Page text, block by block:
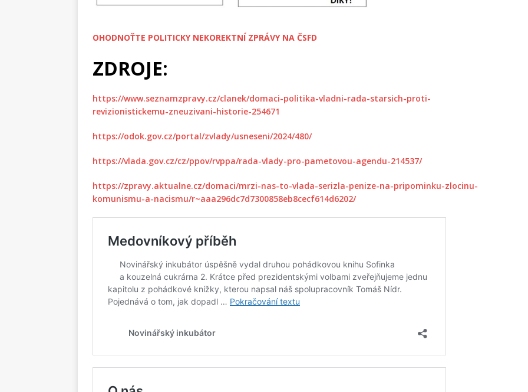
OHODNOŤTE POLITICKY NEKOREKTNÍ ZPRÁVY NA ČSFD
ZDROJE:
https://www.seznamzpravy.cz/clanek/domaci-politika-vladni-rada-starsich-proti-
revizionistickemu-zneuzivani-historie-254671
https://odok.gov.cz/portal/zvlady/usneseni/2024/480/
https://vlada.gov.cz/cz/ppov/rvppa/rada-vlady-pro-pametovou-agendu-214537/
https://zpravy.aktualne.cz/domaci/mrzi-nas-to-vlada-serizla-penize-na-pripominku-zlocinu-
komunismu-a-nacismu/r~aaa296dc7d7300858eb8cecf614d6202/